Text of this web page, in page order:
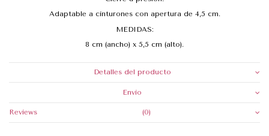
Adaptable a cinturones con apertura de 4,5 cm.
MEDIDAS:
8 cm (ancho) x 5,5 cm (alto).
Detalles del producto
Envio
Reviews (0)